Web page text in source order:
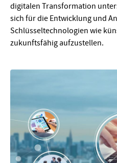
digitalen Transformation
sich für die Entwicklung und
Schlüsseltechnologien wie
zukunftsfähig aufzustellen.